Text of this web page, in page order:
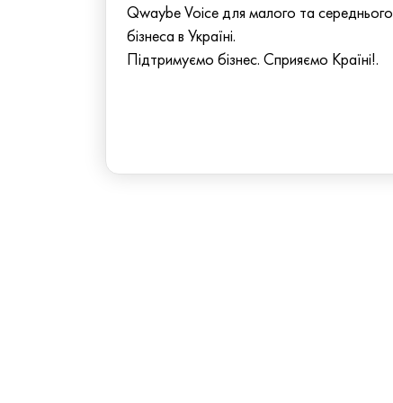
Qwaybe Voice для малого та середнього
бізнеса в Україні.
Підтримуємо бізнес. Сприяємо Країні!.